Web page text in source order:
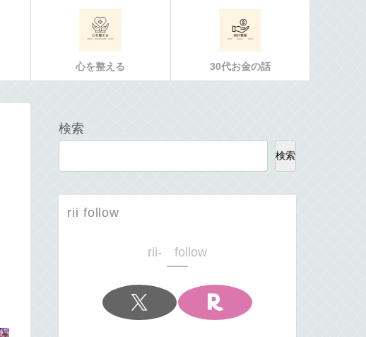
心を整える 30代お金の話
検索
検索
rii follow
rii- follow